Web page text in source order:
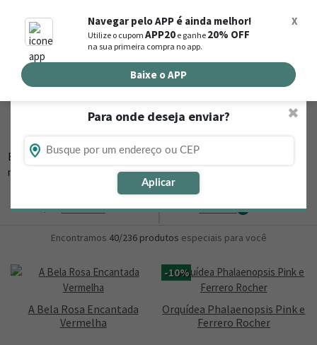
Navegar pelo APP é ainda melhor!
Utilize o cupomAPP20 e ganhe 20% OFF
na sua primeira compra no app.
X
Baixe o APP
Busca de produtos
Buscar por endereço de entrega
Para onde deseja enviar?
Aplicar
✖
Flores, Cestas e Presentes em Oeiras - PI
Está procurando loja de presente online em Oeiras - PI? Então,
navegue na Nova
Refinar 0
Ordernar
Encontramos 40/236 produtos especiais para você
A Bela Rosa Encantada
Vermelha
-10%
Orquídea Phalaenopsis Pink e
Ferrero Rocher